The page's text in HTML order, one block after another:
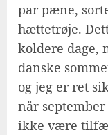
par pæne,
hættetrøje.
koldere dage,
danske
og jeg er ret
når
ikke være